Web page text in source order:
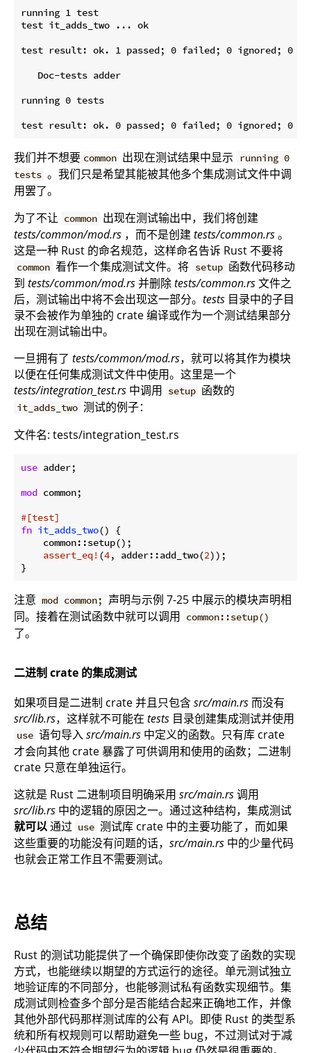
running 1 test
test it_adds_two ... ok
test result: ok. 1 passed; 0 failed; 0 ignored; 0
   Doc-tests adder
running 0 tests
我们并不想要 common 出现在测试结果中显示
running 0
tests 。我们只是希望其能被其他多个集成测试文件中调
用罢了。
为了不让 common 出现在测试输出中，我们将创建
tests/common/mod.rs ，而不是创建tests/common.rs。
这是一种 Rust 的命名规范，这样命名告诉 Rust 不要将
common 看作一个集成测试文件。将 setup 函数代码移动
到 tests/common/mod.rs并删除tests/common.rs文件之
后，测试输出中将不会出现这一部分。 tests 目录中的子目
录不会被作为单独的 crate 编译或作为一个测试结果部分
出现在测试输出中。
一旦拥有了 tests/common/mod.rs，就可以将其作为模块
以便在任何集成测试文件中使用。这里是一个
tests/integration_test.rs 中调用 setup 函数的
it_adds_two 测试的例子：
文件名: tests/integration_test.rs
use adder;
mod common;
#[test]
fn it_adds_two() {
    common::setup();
assert_eq! (4, adder::add_two(2));
}
注意 mod common;
声明与示例 7-25 中展示的模块声明相
同。接着在测试函数中就可以调用 common::setup()
了。
二进制 crate 的集成测试
如果项目是二进制 crate 并且只包含src/main.rs而没有
src/lib.rs，这样就不可能在 tests 目录创建集成测试并使用
use 语句导入src/main.rs 中定义的函数。只有库 crate
才会向其他 crate 暴露了可供调用和使用的函数；二进制
crate 只意在单独运行。
这就是 Rust 二进制项目明确采用 src/main.rs调用
src/lib.rs 中的逻辑的原因之一。通过这种结构，集成测试
就可以通过 use 测试库 crate 中的主要功能了，而如果
这些重要的功能没有问题的话， src/main.rs 中的少量代码
也就会正常工作且不需要测试。
总结
Rust 的测试功能提供了一个确保即使你改变了函数的实现
方式，也能继续以期望的方式运行的途径。单元测试独立
地验证库的不同部分，也能够测试私有函数实现细节。集
成测试则检查多个部分是否能结合起来正确地工作，并像
其他外部代码那样测试库的公有 API。即使 Rust 的类型系
统和所有权规则可以帮助避免一些 bug，不过测试对于减